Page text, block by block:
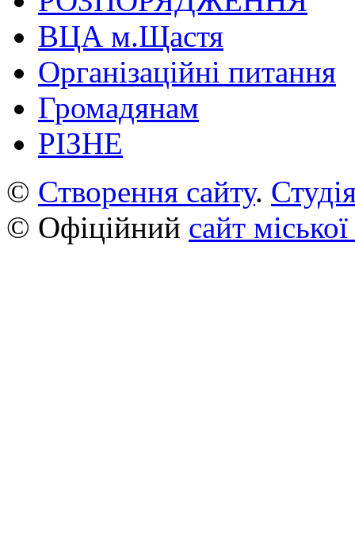
ВЦА м.Щастя
Організаційні питання
Громадянам
РІЗНЕ
© Створення сайту.
© Офіційний сайт